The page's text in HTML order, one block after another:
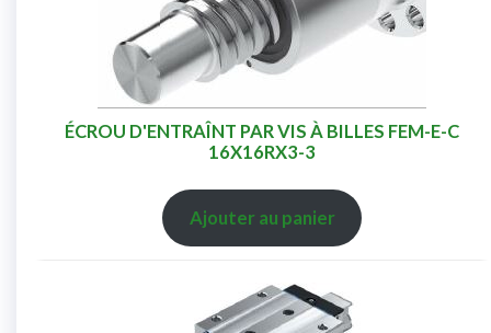
ÉCROU D'ENTRAÎNT PAR VIS À BILLES FEM-E-C
16X16RX3-3
Ajouter au panier